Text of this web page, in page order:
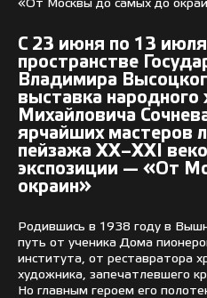
«От Москвы до самых до
С 23 июня по 13
пространстве
Владимира
выставка
Михайловича
ярчайших мастеров
пейзажа XX–XXI
экспозиции — «От
окраин»
Родившись в 1938 году в
путь от ученика Дома
института, от реставратора
художника, запечатлевшего
Но главным героем его